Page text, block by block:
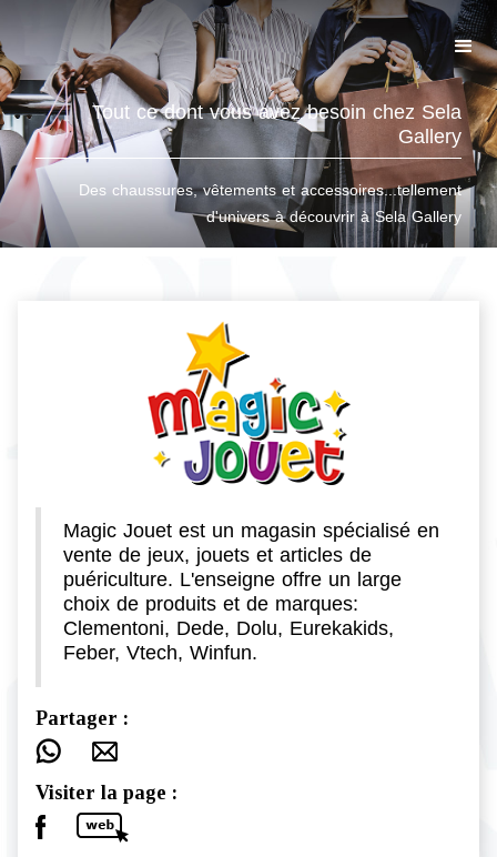
Tout ce dont vous avez besoin chez Sela
Gallery
Des chaussures, vêtements et accessoires...tellement
d'univers à découvrir à Sela Gallery
Magic Jouet est un magasin spécialisé en
vente de jeux, jouets et articles de
puériculture. L'enseigne offre un large
choix de produits et de marques:
Clementoni, Dede, Dolu, Eurekakids,
Feber, Vtech, Winfun.
Partager :
Visiter la page :